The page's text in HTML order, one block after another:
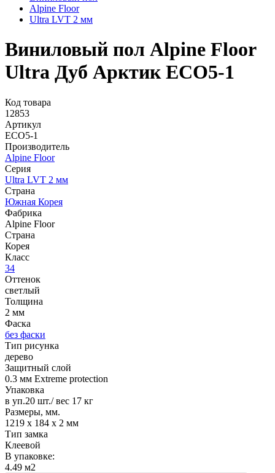
Alpine Floor
Ultra LVT 2 мм
Виниловый пол Alpine Floor
Ultra Дуб Арктик ЕСО5-1
Код товара
12853
Артикул
ЕСО5-1
Производитель
Alpine Floor
Серия
Ultra LVT 2 мм
Страна
Южная Корея
Фабрика
Alpine Floor
Страна
Корея
Класс
34
Оттенок
светлый
Толщина
2 мм
Фаска
без фаски
Тип рисунка
дерево
Защитный слой
0.3 мм Extreme protection
Упаковка
в уп.20 шт./ вес 17 кг
Размеры, мм.
1219 х 184 х 2 мм
Тип замка
Клеевой
В упаковке:
4.49 м2